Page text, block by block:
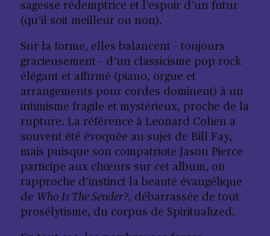
sagesse rédemptrice et l’espoir d’un futur
(qu’il soit meilleur ou non).
Sur la forme, elles balancent – toujours
gracieusement – d’un classicisme pop rock
élégant et affirmé (piano, orgue et
arrangements pour cordes dominent) à un
intimisme fragile et mystérieux, proche de la
rupture. La référence à Leonard Cohen a
souvent été évoquée au sujet de Bill Fay,
mais puisque son compatriote Jason Pierce
participe aux chœurs sur cet album, on
rapproche d’instinct la beauté évangélique
de Who Is The Sender?, débarrassée de tout
prosélytisme, du corpus de Spiritualized.